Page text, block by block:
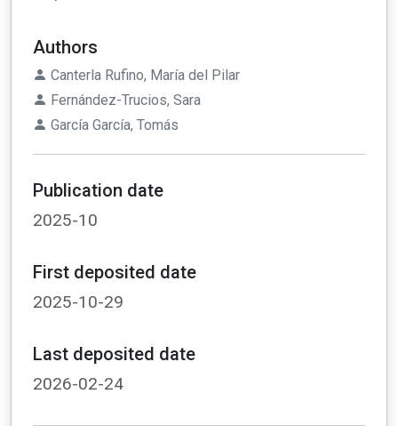
Authors
Canterla Rufino, María del Pilar
Fernández-Trucios, Sara
García García, Tomás
Publication date
2025-10
First deposited date
2025-10-29
Last deposited date
2026-02-24